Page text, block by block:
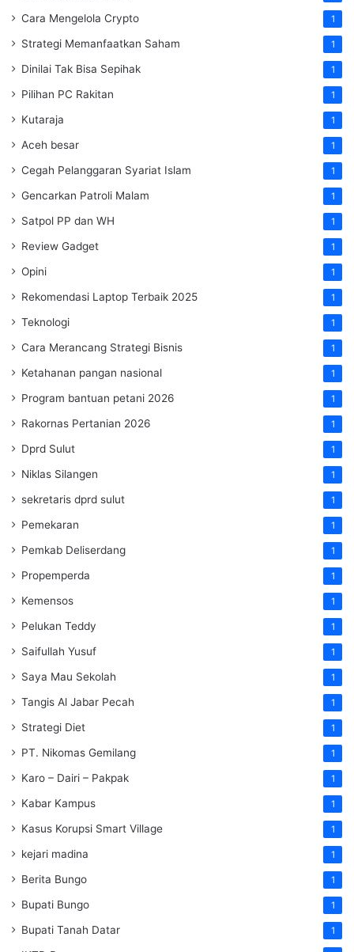
Cara Mengelola Crypto 1
Strategi Memanfaatkan Saham 1
Dinilai Tak Bisa Sepihak 1
Pilihan PC Rakitan 1
Kutaraja 1
Aceh besar 1
Cegah Pelanggaran Syariat Islam 1
Gencarkan Patroli Malam 1
Satpol PP dan WH 1
Review Gadget 1
Opini 1
Rekomendasi Laptop Terbaik 2025 1
Teknologi 1
Cara Merancang Strategi Bisnis 1
Ketahanan pangan nasional 1
Program bantuan petani 2026 1
Rakornas Pertanian 2026 1
Dprd Sulut 1
Niklas Silangen 1
sekretaris dprd sulut 1
Pemekaran 1
Pemkab Deliserdang 1
Propemperda 1
Kemensos 1
Pelukan Teddy 1
Saifullah Yusuf 1
Saya Mau Sekolah 1
Tangis Al Jabar Pecah 1
Strategi Diet 1
PT. Nikomas Gemilang 1
Karo – Dairi – Pakpak 1
Kabar Kampus 1
Kasus Korupsi Smart Village 1
kejari madina 1
Berita Bungo 1
Bupati Bungo 1
Bupati Tanah Datar 1